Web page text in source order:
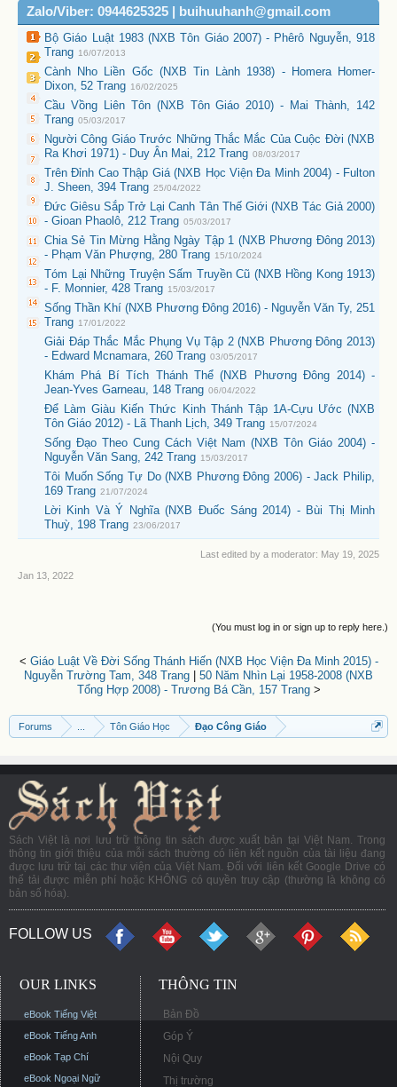
Zalo/Viber: 0944625325 | buihuuhanh@gmail.com
Bộ Giáo Luật 1983 (NXB Tôn Giáo 2007) - Phêrô Nguyễn, 918
Trang 16/07/2013
Cành Nho Liền Gốc (NXB Tin Lành 1938) - Homera Homer-
Dixon, 52 Trang 16/02/2025
Cầu Vồng Liên Tôn (NXB Tôn Giáo 2010) - Mai Thành, 142
Trang 05/03/2017
Người Công Giáo Trước Những Thắc Mắc Của Cuộc Đời (NXB
Ra Khơi 1971) - Duy Ân Mai, 212 Trang 08/03/2017
Trên Đỉnh Cao Thập Giá (NXB Học Viện Đa Minh 2004) - Fulton
J. Sheen, 394 Trang 25/04/2022
Đức Giêsu Sắp Trở Lại Canh Tân Thế Giới (NXB Tác Giả 2000)
- Gioan Phaolô, 212 Trang 05/03/2017
Chia Sẻ Tin Mừng Hằng Ngày Tập 1 (NXB Phương Đông 2013)
- Phạm Văn Phượng, 280 Trang 15/10/2024
Tóm Lại Những Truyện Sấm Truyền Cũ (NXB Hồng Kong 1913)
- F. Monnier, 428 Trang 15/03/2017
Sống Thần Khí (NXB Phương Đông 2016) - Nguyễn Văn Ty, 251
Trang 17/01/2022
Giải Đáp Thắc Mắc Phụng Vụ Tập 2 (NXB Phương Đông 2013)
- Edward Mcnamara, 260 Trang 03/05/2017
Khám Phá Bí Tích Thánh Thể (NXB Phương Đông 2014) -
Jean-Yves Garneau, 148 Trang 06/04/2022
Để Làm Giàu Kiến Thức Kinh Thánh Tập 1A-Cựu Ước (NXB
Tôn Giáo 2012) - Lã Thanh Lịch, 349 Trang 15/07/2024
Sống Đạo Theo Cung Cách Việt Nam (NXB Tôn Giáo 2004) -
Nguyễn Văn Sang, 242 Trang 15/03/2017
Tôi Muốn Sống Tự Do (NXB Phương Đông 2006) - Jack Philip,
169 Trang 21/07/2024
Lời Kinh Và Ý Nghĩa (NXB Đuốc Sáng 2014) - Bùi Thị Minh
Thuỳ, 198 Trang 23/06/2017
Last edited by a moderator: May 19, 2025
Jan 13, 2022
(You must log in or sign up to reply here.)
< Giáo Luật Về Đời Sống Thánh Hiến (NXB Học Viện Đa Minh 2015) -
Nguyễn Trường Tam, 348 Trang
50 Năm Nhìn Lại 1958-2008 (NXB
Tổng Hợp 2008) - Trương Bá Cần, 157 Trang>
Forums Tôn Giáo Học Đạo Công Giáo
Sách Việt là nơi lưu trữ thông tin sách được xuất bản tại Việt Nam. Trong
thông tin giới thiệu của mỗi sách thường có liên kết nguồn của tài liệu đang
được lưu trữ tại các thư viện của Việt Nam. Đối với liên kết Google Drive có
thể tải được miễn phí hoặc KHÔNG có quyền truy cập (thường là không có
bản số hóa).
FOLLOW US
OUR LINKS
eBook Tiếng Việt
eBook Tiếng Anh
eBook Tạp Chí
eBook Ngoại Ngữ
THÔNG TIN
Bản Đồ
Góp Ý
Nội Quy
Thị trường